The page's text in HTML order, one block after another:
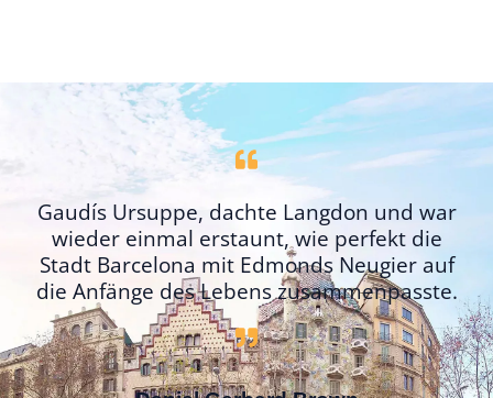
Gaudís Ursuppe, dachte Langdon und war
wieder einmal erstaunt, wie perfekt die
Stadt Barcelona mit Edmonds Neugier auf
die Anfänge des Lebens zusammenpasste.